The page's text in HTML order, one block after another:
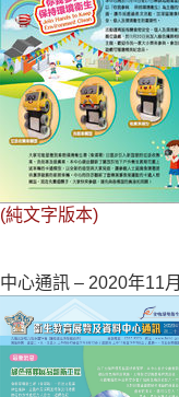
(純文字版本)
中心通訊 – 2020年11月